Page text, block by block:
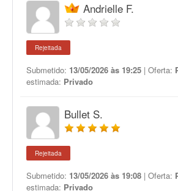
Andrielle F.
Rejeitada
Submetido: 13/05/2026 às 19:25 | Oferta:
estimada: Privado
Bullet S.
Rejeitada
Submetido: 13/05/2026 às 19:08 | Oferta:
estimada: Privado